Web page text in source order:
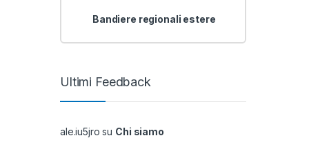
Bandiere regionali estere
Ultimi Feedback
ale.iu5jro su Chi siamo